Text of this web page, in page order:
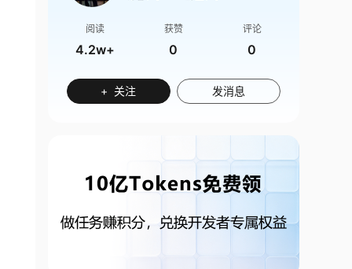
阅读
4.2w+
获赞
0
评论
0
+ 关注 发消息